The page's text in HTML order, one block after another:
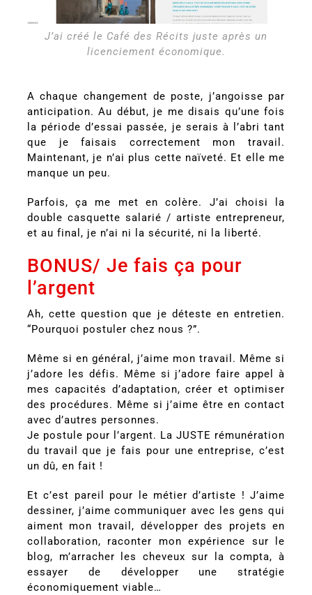
J’ai créé le Café des Récits juste après un
licenciement économique.
A chaque changement de poste, j’angoisse par
anticipation. Au début, je me disais qu’une fois
la période d’essai passée, je serais à l’abri tant
que je faisais correctement mon travail.
Maintenant, je n’ai plus cette naïveté. Et elle me
manque un peu.
Parfois, ça me met en colère. J’ai choisi la
double casquette salarié / artiste entrepreneur,
et au final, je n’ai ni la sécurité, ni la liberté.
BONUS/ Je fais ça pour
l’argent
Ah, cette question que je déteste en entretien.
“Pourquoi postuler chez nous ?”.
Même si en général, j’aime mon travail. Même si
j’adore les défis. Même si j’adore faire appel à
mes capacités d’adaptation, créer et optimiser
des procédures. Même si j’aime être en contact
avec d’autres personnes.
Je postule pour l’argent. La JUSTE rémunération
du travail que je fais pour une entreprise, c’est
un dû, en fait !
Et c’est pareil pour le métier d’artiste ! J’aime
dessiner, j’aime communiquer avec les gens qui
aiment mon travail, développer des projets en
collaboration, raconter mon expérience sur le
blog, m’arracher les cheveux sur la compta, à
essayer de développer une stratégie
économiquement viable…